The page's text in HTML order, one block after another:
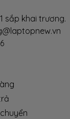
ngày mua)
chung MSI
THÔNG SỐ KỸ
các
msi-
sắp khai trương.